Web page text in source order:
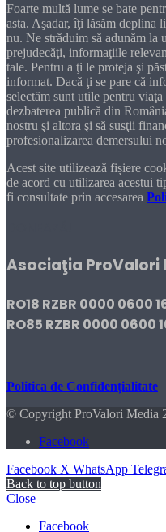
Foarte multă lume se bate
asta. Aşadar, îţi lăsăm deplina
nu. Ne străduim să adunăm la
prejudecăţi, informaţiile
tale. Pentru a ţi le proteja şi
informat. Dacă ţi se pare că
selectăm sunt utile pentru
dezbaterea publică din
nostru şi altora şi să susţii
profesionalizarea demersului
Acest site utilizează fișiere
de acord cu utilizarea acestui
fi consultate prin accesarea
Asociaţia ProValori
RO18 RZBR 0000 0600
RO85 RZBR 0000 0600
Politica de Confidențialitate
© Copyright ProValori Media
Facebook
Facebook X WhatsApp
Back to top button
Close
Facebook